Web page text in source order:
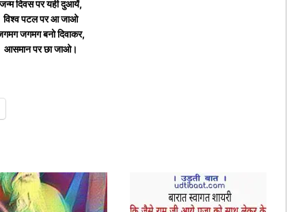
दिवस पर यही दुआयें,
विश्व पटल पर आ जाओ
जगमग बनो दिवाकर,
आसमान पर छा जाओ।